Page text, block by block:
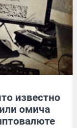
известно
омича